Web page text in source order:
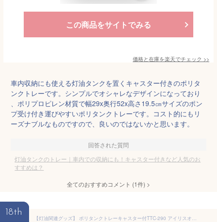
この商品をサイトでみる
価格と在庫を楽天でチェック >>
車内収納にも使える灯油タンクを置くキャスター付きのポリタ
ンクトレーです。シンプルでオシャレなデザインになっており
、ポリプロピレン材質で幅29x奥行52x高さ19.5㎝サイズのポン
プ受け付き運びやすいポリタンクトレーです。コスト的にもリ
ーズナブルなものですので、良いのではないかと思います。
回答された質問
灯油タンクのトレー｜車内での収納にも！キャスター付きなど人気のお
すすめは？
全てのおすすめコメント (1件) >
18th
【灯油関連グッズ】 ポリタンクトレーキャスター付TTC-290 アイリスオーヤマ （カー用品）[2509SE]